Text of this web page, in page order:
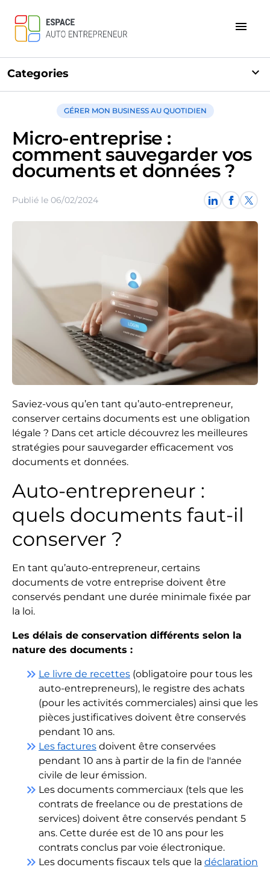
menu
Categories expand_more
GÉRER MON BUSINESS AU QUOTIDIEN
Micro-entreprise :
comment sauvegarder vos
documents et données ?
Publié le 06/02/2024
Saviez-vous qu’en tant qu’auto-entrepreneur,
conserver certains documents est une obligation
légale ? Dans cet article découvrez les meilleures
stratégies pour sauvegarder efficacement vos
documents et données.
Auto-entrepreneur :
quels documents faut-il
conserver ?
En tant qu’auto-entrepreneur, certains
documents de votre entreprise doivent être
conservés pendant une durée minimale fixée par
la loi.
Les délais de conservation différents selon la
nature des documents :
keyboard_double_arrow_right Le livre de recettes (obligatoire pour tous les
auto-entrepreneurs), le registre des achats
(pour les activités commerciales) ainsi que les
pièces justificatives doivent être conservés
pendant 10 ans.
keyboard_double_arrow_right Les factures doivent être conservées
pendant 10 ans à partir de la fin de l'année
civile de leur émission.
keyboard_double_arrow_right Les documents commerciaux (tels que les
contrats de freelance ou de prestations de
services) doivent être conservés pendant 5
ans. Cette durée est de 10 ans pour les
contrats conclus par voie électronique.
keyboard_double_arrow_right Les documents fiscaux tels que la déclaration